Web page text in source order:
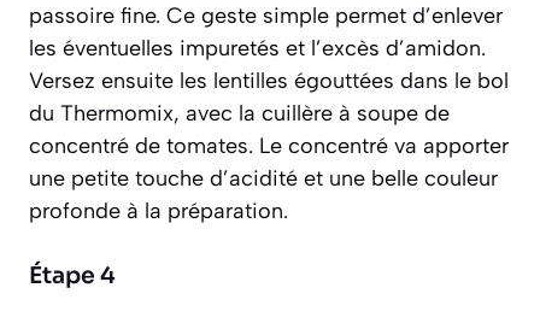
passoire fine. Ce geste simple permet d’enlever
les éventuelles impuretés et l’excès d’amidon.
Versez ensuite les lentilles égouttées dans le bol
du Thermomix, avec la cuillère à soupe de
concentré de tomates. Le concentré va apporter
une petite touche d’acidité et une belle couleur
profonde à la préparation.
Étape 4